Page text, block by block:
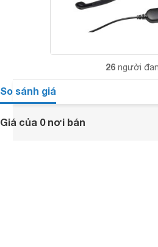
26 người
So sánh giá
Giá của 0 nơi bán